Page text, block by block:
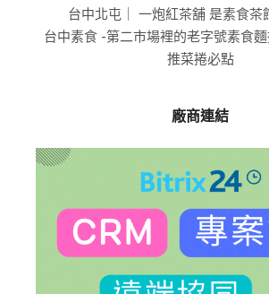
台中北屯｜ 一炮紅茶舖 是素食茶
台中素食 -第二市場裡的老字號素食
推菜捲必點
廠商連結